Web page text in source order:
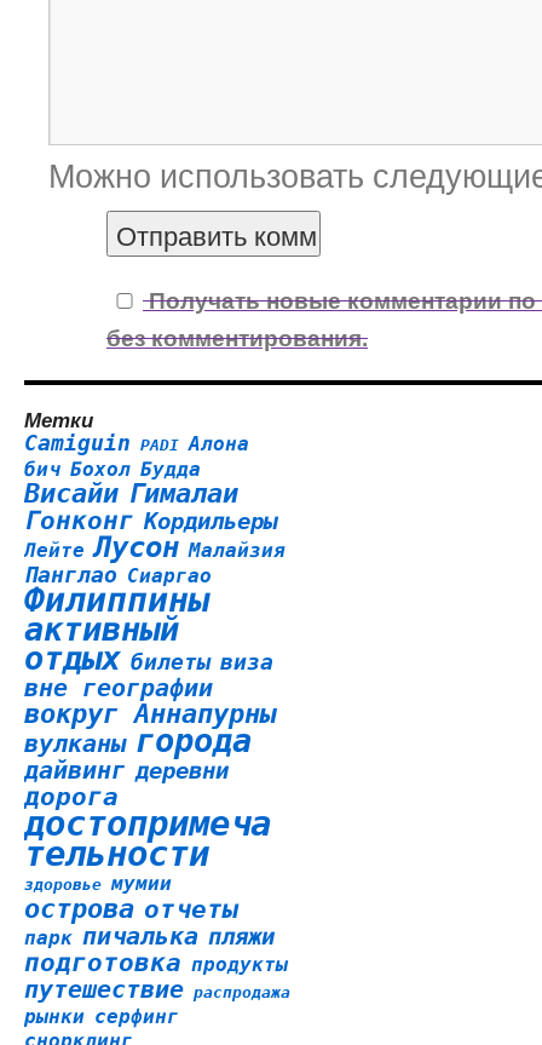
Можно использовать
Получать новые комментарии по
без комментирования.
Метки
Camiguin PADI Алона
бич Бохол Будда
Висайи Гималаи
Гонконг Кордильеры
Лейте Лусон Малайзия
Панглао Сиаргао
Филиппины
активный
отдых билеты виза
вне географии
вокруг Аннапурны
вулканы города
дайвинг деревни
дорога
достопримеча
тельности
здоровье мумии
острова отчеты
парк пичалька пляжи
подготовка продукты
путешествие распродажа
рынки серфинг